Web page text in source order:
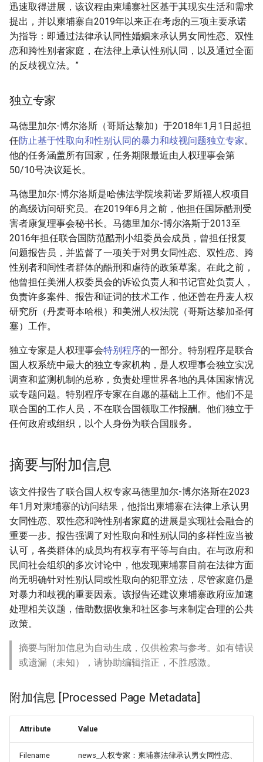
迅速取得进展，该议程由柬埔寨社区基于其现实生活和需求
提出，并以柬埔寨自2019年以来正在考虑的三项主要承诺
为指导：即通过法律承认同性婚姻来承认男女同性恋、双性
恋和跨性别者家庭，在法律上承认性别认同，以及通过全面
的反歧视立法。”
独立专家
马德里加尔-博尔洛斯（哥斯达黎加）于2018年1月1日起担
任防止基于性取向和性别认同的暴力和歧视问题独立专家。
他的任务涵盖所有国家，任务期限最近由人权理事会第
50/10号决议延长。
马德里加尔-博尔洛斯是哈佛法学院埃莉诺·罗斯福人权项目
的高级访问研究员。在2019年6月之前，他担任国际酷刑受
害者康复理事会秘书长。马德里加尔-博尔洛斯于2013至
2016年担任联合国防范酷刑小组委员会成员，曾担任报复
问题报告员，并监督了一项关于对男女同性恋、双性恋、跨
性别者和间性者群体的酷刑和虐待的政策草案。在此之前，
他曾担任美洲人权委员会的诉讼负责人和书记官处负责人，
负责许多案件、报告和证词的技术工作，他还曾在丹麦人权
研究所（丹麦哥本哈根）和美洲人权法院（哥斯达黎加圣何
塞）工作。
独立专家是人权理事会特别程序的一部分。特别程序是联合
国人权系统中最大的独立专家机构，是人权理事会独立实况
调查和监测机制的总称，负责处理世界各地的具体国家情况
或专题问题。特别程序专家在自愿的基础上工作。他们不是
联合国的工作人员，不在联合国领取工作报酬。他们独立于
任何政府或组织，以个人身份为联合国服务。
摘要与附加信息
该文件报告了联合国人权专家马德里加尔-博尔洛斯在2023
年1月对柬埔寨的访问结果，他指出柬埔寨在法律上承认男
女同性恋、双性恋和跨性别者家庭的进展是实现社会融合的
重要一步。报告强调了对性取向和性别认同的多样性应当被
认可，各类群体的成员均有权享有平等与自由。在与政府和
民间社会组织的多次讨论中，他发现柬埔寨目前在法律方面
尚无明确针对性别认同或性取向的犯罪立法，尽管家庭仍是
对暴力和歧视的重要因素。该报告还建议柬埔寨政府应加速
处理相关议题，借助数据收集和社区参与来制定合理的公共
政策。
摘要与附加信息为自动生成，仅供检索与参考。如有错误
或遗漏（未知），请协助编辑指正，不胜感激。
附加信息 [Processed Page Metadata]
Attribute Value
Filename
news_人权专家：柬埔寨法律承认男女同性恋、